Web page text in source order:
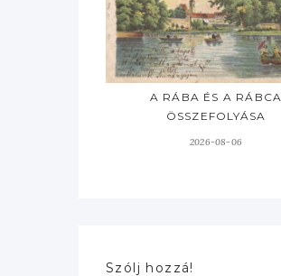
A RÁBA ÉS A RÁBCA
ÖSSZEFOLYÁSA
2026-08-06
Szólj hozzá!